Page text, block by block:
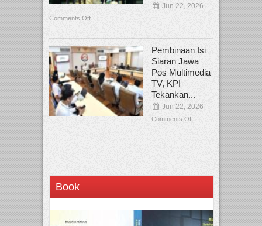
Jun 22, 2026
Comments Off
Pembinaan Isi
Siaran Jawa
Pos Multimedia
TV, KPI
Tekankan...
Jun 22, 2026
Comments Off
Book